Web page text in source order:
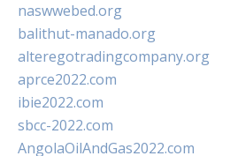
naswwebed.org
balithut-manado.org
alteregotradingcompany.org
aprce2022.com
ibie2022.com
sbcc-2022.com
AngolaOilAndGas2022.com